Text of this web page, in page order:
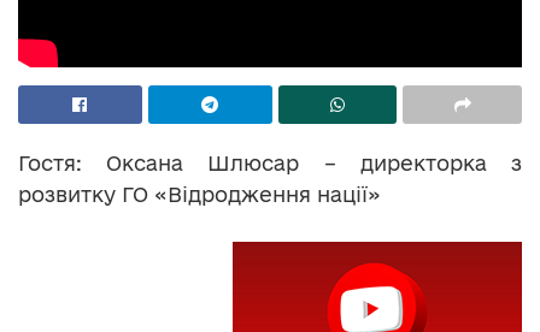
Гостя: Оксана Шлюсар – директорка з
розвитку ГО «Відродження нації»